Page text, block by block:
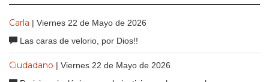
Carla | Viernes 22 de Mayo de 2026
Las caras de velorio, por Dios!!
Ciudadano | Viernes 22 de Mayo de 2026